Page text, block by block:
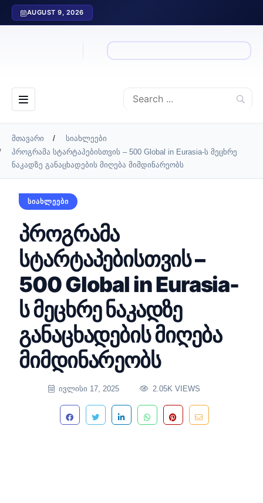
AUGUST 9, 2026
მთავარი
სიახლეები
პროგრამა სტარტაპებისთვის – 500 Global in Eurasia-ს მეცხრე
ნაკადზე განაცხადების მიღება მიმდინარეობს
ᲡᲘᲐᲮᲚᲔᲔᲑᲘ
პროგრამა
სტარტაპებისთვის –
500 Global in Eurasia-
ს მეცხრე ნაკადზე
განაცხადების მიღება
მიმდინარეობს
ᲘᲕᲚᲘᲡᲘ 17, 2025 2.05K VIEWS